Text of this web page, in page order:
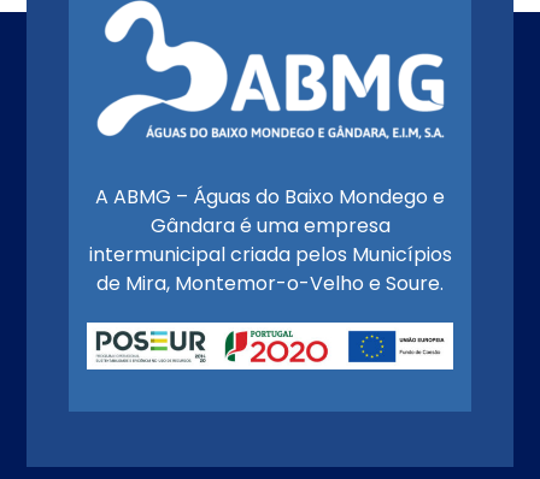
A ABMG – Águas do Baixo Mondego e
Gândara é uma empresa
intermunicipal criada pelos Municípios
de Mira, Montemor-o-Velho e Soure.